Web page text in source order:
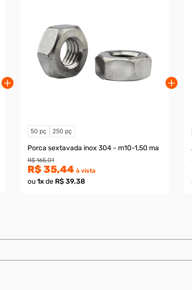
50 pç 250 pç
Porca sextavada inox 304 - m10-1,50 ma
R$ 165,01
R$ 35,44 à vista
ou1xde R$ 39,38